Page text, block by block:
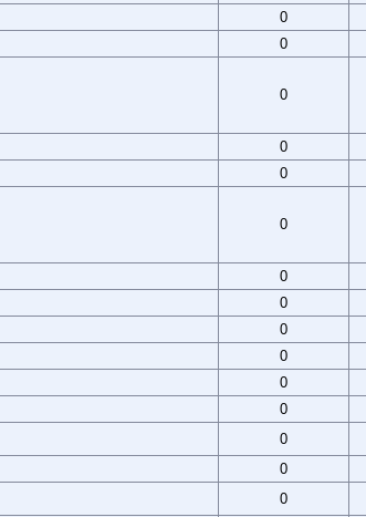
0
0
0
0
0
0
0
0
0
0
0
0
0
0
0